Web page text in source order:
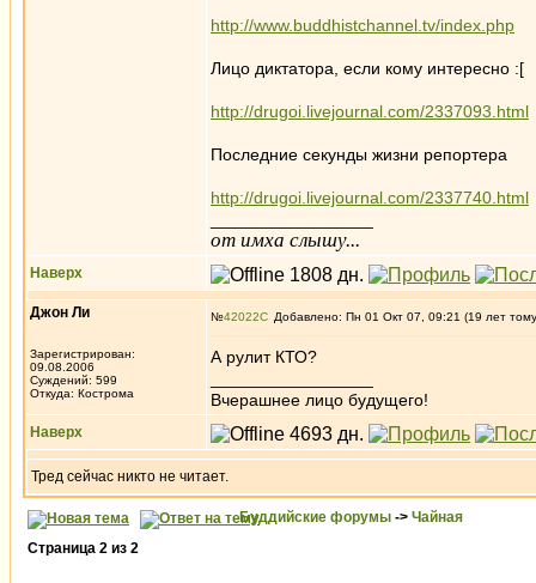
http://www.buddhistchannel.tv/index.php
Лицо диктатора, если кому интересно :[
http://drugoi.livejournal.com/2337093.html
Последние секунды жизни репортера
http://drugoi.livejournal.com/2337740.html
от имха слышу...
Наверх
Джон Ли
Зарегистрирован:
09.08.2006
Суждений: 599
Откуда: Кострома
№42022 Добавлено: Пн 01 Окт 07, 09:21 (19 лет
А рулит КТО?
Вчерашнее лицо будущего!
Наверх
Тред сейчас никто не читает.
Буддийские форумы -> Чайная
Страница 2 из 2